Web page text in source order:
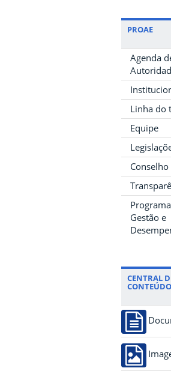
PROAE
Agenda
Linha do
Equipe
Gestão e
CENTRAL